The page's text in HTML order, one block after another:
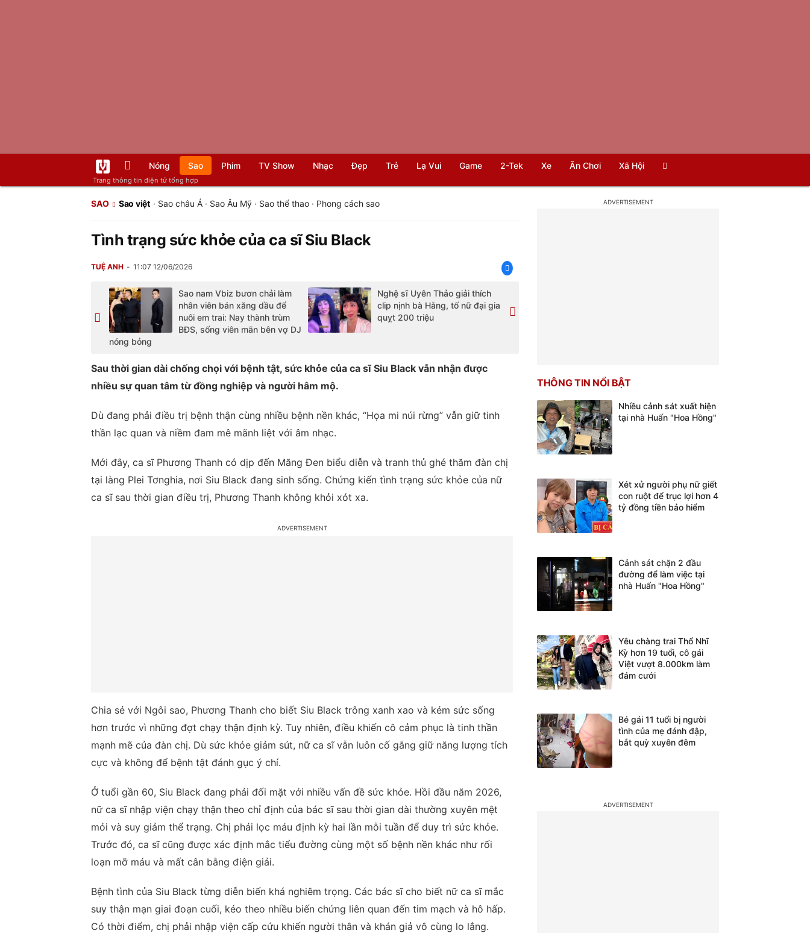
Trang thông tin điện tử tổng hợp
Nóng Sao Phim TV Show Nhạc Đẹp Trẻ Lạ Vui Game 2-Tek Xe Ăn Chơi Xã Hội
SAO Sao việt · Sao châu Á· Sao Âu Mỹ· Sao thể thao· Phong cách sao
Tình trạng sức khỏe của ca sĩ Siu Black
TUỆ ANH 11:07 12/06/2026
Sao nam Vbiz bươn chải làm
nhân viên bán xăng dầu để
nuôi em trai: Nay thành trùm
BĐS, sống viên mãn bên vợ DJ
nóng bỏng
Nghệ sĩ Uyên Thảo giải thích
clip nịnh bà Hằng, tố nữ đại gia
quỵt 200 triệu
Sau thời gian dài chống chọi với bệnh tật, sức khỏe của ca sĩ Siu Black vẫn nhận được
nhiều sự quan tâm từ đồng nghiệp và người hâm mộ.
Dù đang phải điều trị bệnh thận cùng nhiều bệnh nền khác, “Họa mi núi rừng” vẫn giữ tinh
thần lạc quan và niềm đam mê mãnh liệt với âm nhạc.
Mới đây, ca sĩ Phương Thanh có dịp đến Măng Đen biểu diễn và tranh thủ ghé thăm đàn chị
tại làng Plei Tơnghia, nơi Siu Black đang sinh sống. Chứng kiến tình trạng sức khỏe của nữ
ca sĩ sau thời gian điều trị, Phương Thanh không khỏi xót xa.
Chia sẻ với Ngôi sao, Phương Thanh cho biết Siu Black trông xanh xao và kém sức sống
hơn trước vì những đợt chạy thận định kỳ. Tuy nhiên, điều khiến cô cảm phục là tinh thần
mạnh mẽ của đàn chị. Dù sức khỏe giảm sút, nữ ca sĩ vẫn luôn cố gắng giữ năng lượng tích
cực và không để bệnh tật đánh gục ý chí.
Ở tuổi gần 60, Siu Black đang phải đối mặt với nhiều vấn đề sức khỏe. Hồi đầu năm 2026,
nữ ca sĩ nhập viện chạy thận theo chỉ định của bác sĩ sau thời gian dài thường xuyên mệt
mỏi và suy giảm thể trạng. Chị phải lọc máu định kỳ hai lần mỗi tuần để duy trì sức khỏe.
Trước đó, ca sĩ cũng được xác định mắc tiểu đường cùng một số bệnh nền khác như rối
loạn mỡ máu và mất cân bằng điện giải.
Bệnh tình của Siu Black từng diễn biến khá nghiêm trọng. Các bác sĩ cho biết nữ ca sĩ mắc
suy thận mạn giai đoạn cuối, kéo theo nhiều biến chứng liên quan đến tim mạch và hô hấp.
Có thời điểm, chị phải nhập viện cấp cứu khiến người thân và khán giả vô cùng lo lắng.
THÔNG TIN NỔI BẬT
Nhiều cảnh sát xuất hiện
tại nhà Huấn "Hoa Hồng"
Xét xử người phụ nữ giết
con ruột để trục lợi hơn 4
tỷ đồng tiền bảo hiểm
Cảnh sát chặn 2 đầu
đường để làm việc tại
nhà Huấn "Hoa Hồng"
Yêu chàng trai Thổ Nhĩ
Kỳ hơn 19 tuổi, cô gái
Việt vượt 8.000km làm
đám cưới
Bé gái 11 tuổi bị người
tình của mẹ đánh đập,
bắt quỳ xuyên đêm